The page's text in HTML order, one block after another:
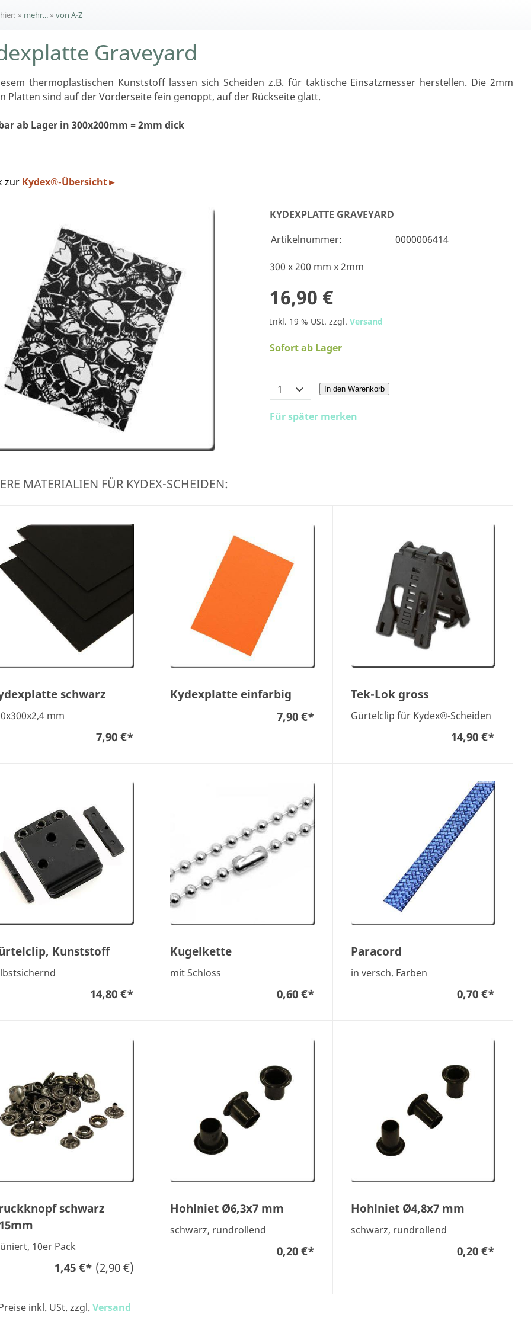
» mehr...» von A-Z
Graveyard
thermoplastischen Kunststoff lassen sich Scheiden z.B. für taktische Einsatzmesser herstellen. Die 2mm
Platten sind auf der Vorderseite fein genoppt, auf der Rückseite glatt.
ab Lager in 300x200mm = 2mm dick
zur Kydex®-Übersicht►
KYDEXPLATTE GRAVEYARD
Artikelnummer:
0000006414
300 x 200 mm x 2mm
16,90 €
Inkl. 19 % USt. zzgl. Versand
Sofort ab Lager
In den Warenkorb
Für später merken
MATERIALIEN FÜR KYDEX-SCHEIDEN:
schwarz
mm
7,90 €*
Kydexplatte einfarbig
7,90 €*
Tek-Lok gross
Gürtelclip für Kydex®-Scheiden
14,90 €*
Kunststoff
14,80 €*
Kugelkette
mit Schloss
0,60 €*
Paracord
in versch. Farben
0,70 €*
schwarz
10er Pack
1,45 €* (2,90 €)
Hohlniet Ø6,3x7 mm
schwarz, rundrollend
0,20 €*
Hohlniet Ø4,8x7 mm
schwarz, rundrollend
0,20 €*
inkl. USt. zzgl. Versand